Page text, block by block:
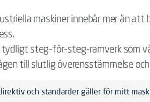
maskiner innebär mer än att
steg-för-steg-ramverk som
till slutlig överensstämmelse
och standarder gäller för mitt